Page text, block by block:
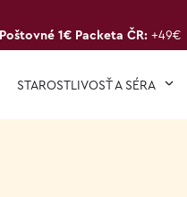
Poštovné 1€ Packeta ČR: +49€
STAROSTLIVOSŤ A SÉRA